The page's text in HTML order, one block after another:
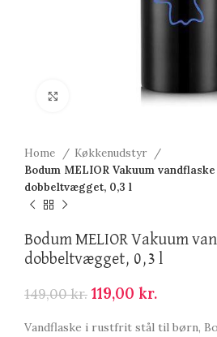
Click to enlarge
Home
Køkkenudstyr
Bodum MELIOR Vakuum
dobbeltvægget, 0,3 l
Bodum MELIOR Vakuum
dobbeltvægget, 0,3 l
149,00kr. 119,00 kr.
Vandflaske i rustfrit stål til børn,